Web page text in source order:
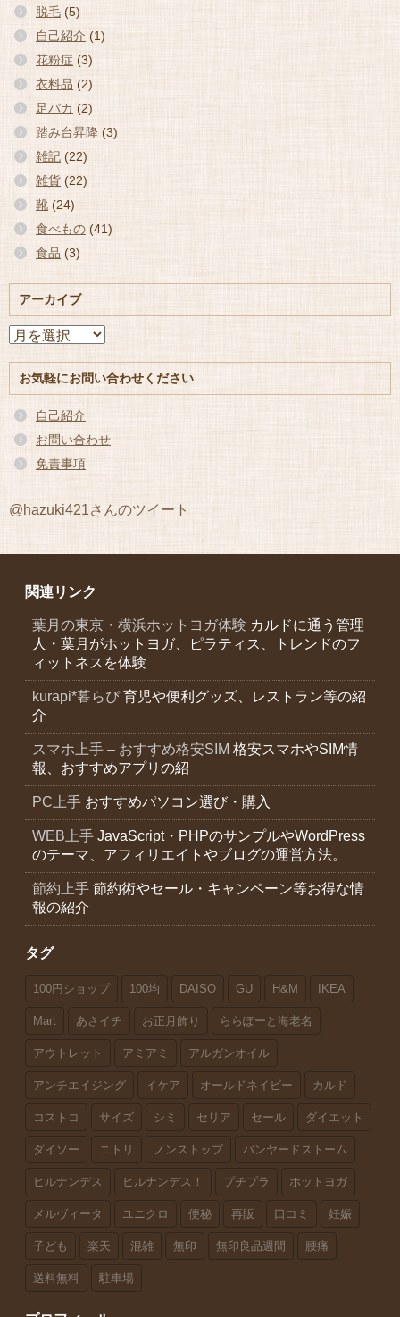
脱毛 (5)
自己紹介 (1)
花粉症 (3)
衣料品 (2)
足パカ (2)
踏み台昇降 (3)
雑記 (22)
雑貨 (22)
靴 (24)
食べもの (41)
食品 (3)
アーカイブ
ア
イ
ブ
お気軽にお問い合わせください
自己紹介
お問い合わせ
免責事項
@hazuki421さんのツイート
関連リンク
葉月の東京・横浜ホットヨガ体験 カルドに通う管理
人・葉月がホットヨガ、ピラティス、トレンドのフ
ィットネスを体験
kurapi*暮らぴ育児や便利グッズ、レストラン等の紹
介
スマホ上手 – おすすめ格安SIM 格安スマホやSIM情
報、おすすめアプリの紹
PC上手 おすすめパソコン選び・購入
WEB上手 JavaScript・PHPのサンプルやWordPress
のテーマ、アフィリエイトやブログの運営方法。
節約上手 節約術やセール・キャンペーン等お得な情
報の紹介
タグ
100円ショップ 100均 DAISO GU H&M IKEA
Mart あさイチ お正月飾り ららぽーと海老名
アウトレット アミアミ アルガンオイル
アンチエイジング イケア オールドネイビー カルド
コストコ サイズ シミ セリア セール ダイエット
ダイソー ニトリ ノンストップ バンヤードストーム
ヒルナンデス ヒルナンデス！ プチプラ ホットヨガ
メルヴィータ ユニクロ 便秘 再販 口コミ 妊娠
子ども 楽天 混雑 無印 無印良品週間 腰痛
送料無料 駐車場